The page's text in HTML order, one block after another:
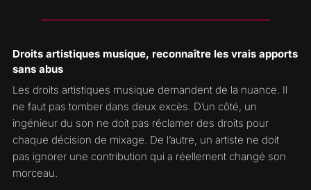
Droits artistiques musique, reconnaître les vrais apports
sans abus
Les droits artistiques musique demandent de la nuance. Il
ne faut pas tomber dans deux excès. D’un côté, un
ingénieur du son ne doit pas réclamer des droits pour
chaque décision de mixage. De l’autre, un artiste ne doit
pas ignorer une contribution qui a réellement changé son
morceau.